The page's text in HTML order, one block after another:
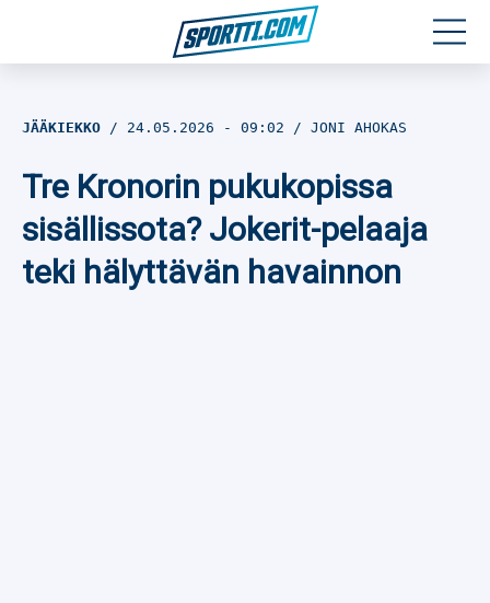
Jalkapallo
Yleisurheilu
JÄÄKIEKKO 24.05.2026 - 09:02 JONI AHOKAS
Tre Kronorin pukukopissa
sisällissota? Jokerit-pelaaja
teki hälyttävän havainnon